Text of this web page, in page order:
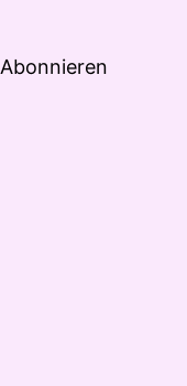
Abonnieren